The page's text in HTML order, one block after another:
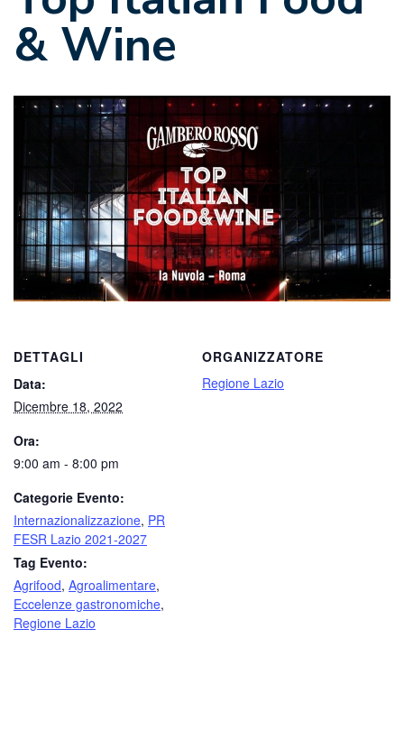
& Wine
DETTAGLI
Data:
Dicembre 18, 2022
Ora:
9:00 am - 8:00 pm
Categorie Evento:
Internazionalizzazione, PR
FESR Lazio 2021-2027
Tag Evento:
Agrifood, Agroalimentare,
Eccelenze gastronomiche,
Regione Lazio
ORGANIZZATORE
Regione Lazio